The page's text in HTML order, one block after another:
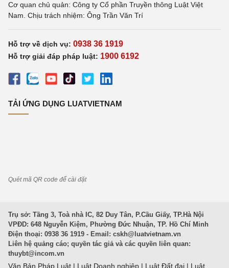
Cơ quan chủ quản: Công ty Cổ phần Truyền thông Luật Việt
Nam. Chịu trách nhiệm: Ông Trần Văn Trí
Hỗ trợ về dịch vụ: 0938 36 1919
Hỗ trợ giải đáp pháp luật: 1900 6192
TẢI ỨNG DỤNG LUATVIETNAM
Quét mã QR code để cài đặt
Trụ sở: Tầng 3, Toà nhà IC, 82 Duy Tân, P.Cầu Giấy, TP.Hà Nội
VPĐD: 648 Nguyễn Kiệm, Phường Đức Nhuận, TP. Hồ Chí Minh
Điện thoại: 0938 36 1919 - Email: cskh@luatvietnam.vn
Liên hệ quảng cáo; quyền tác giả và các quyền liên quan:
thuybt@incom.vn
Văn Bản Pháp Luật | Luật Doanh nghiệp | Luật Đất đai | Luật